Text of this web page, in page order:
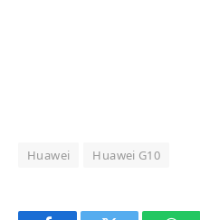
Huawei Huawei G10